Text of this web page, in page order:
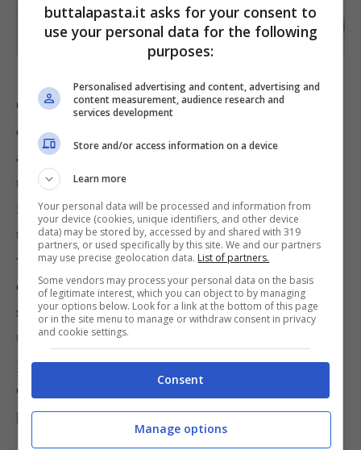
Ci sono tantissime varianti della ricetta classica
che vi abbiamo presentato sopra. Realizzarle,
anche in questo caso, è facilissimo se si seguono
tutti i consigli per un risultato perfetto da leccarsi
i baffi. Tra le ricette diprimi piatti con asparagi
troverete sicuramente la soluzione giusta per la
vostra occasione, che sia un pranzo in famiglia,
con gli amici oppure una cena elegante in cui non
si può sbagliare un colpo! Questo primo è anche
una dellemigliori ricette a base di asparagi da
fare con il Bimby, e il suo gusto intenso può
essere declinato secondo le varianti che vi
proponiamo qui sotto:
Pasta con asparagi e gamberetti
buttalapasta.it asks for your consent to
use your personal data for the following
purposes:
Personalised advertising and content, advertising and
content measurement, audience research and
services development
Store and/or access information on a device
Learn more
Your personal data will be processed and information from
your device (cookies, unique identifiers, and other device
data) may be stored by, accessed by and shared with 319
partners, or used specifically by this site. We and our partners
may use precise geolocation data. List of partners.
Some vendors may process your personal data on the basis
of legitimate interest, which you can object to by managing
your options below. Look for a link at the bottom of this page
or in the site menu to manage or withdraw consent in privacy
and cookie settings.
Consent
Manage options